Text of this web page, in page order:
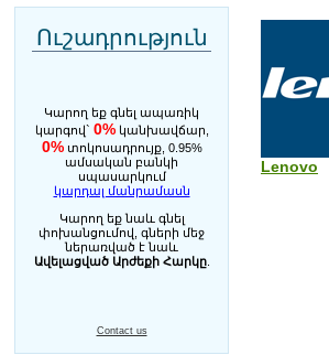
Ուշադրություն
Կարող եք գնել ապառիկ
կարգով` 0%կանխավճար,
0%տոկոսադրույք, 0.95%
ամսական բանկի
սպասարկում
կարդալ մանրամասն
Կարող եք նաև գնել
փոխանցումով, գների մեջ
ներառված է նաև
Ավելացված Արժեքի Հարկը.
Contact us
Lenovo